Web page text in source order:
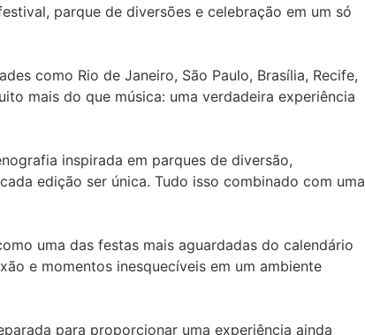
parque de diversões e celebração em um só
como Rio de Janeiro, São Paulo, Brasília, Recife,
mais do que música: uma verdadeira experiência
inspirada em parques de diversão,
edição ser única. Tudo isso combinado com uma
uma das festas mais aguardadas do calendário
e momentos inesquecíveis em um ambiente
para proporcionar uma experiência ainda